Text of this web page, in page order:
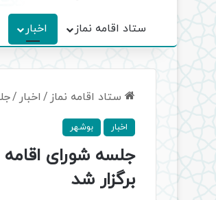
ستاد اقامه نماز اخبار
ستاد اقامه نماز / اخبار /
اخبار بوشهر
جلسه شورای اقامه
برگزار شد